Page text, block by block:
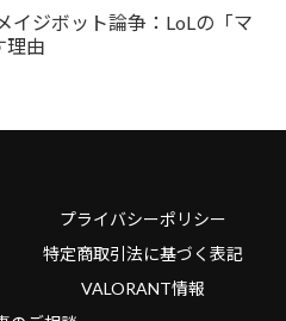
イジボット論争：LoLの「マ
理由
プライバシーポリシー
特定商取引法に基づく表記
VALORANT情報